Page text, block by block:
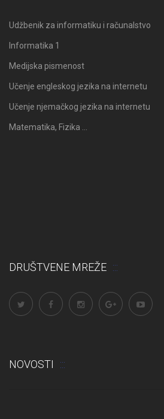
Udžbenik za informatiku i računalstvo
Informatika 1
Medijska pismenost
Učenje engleskog jezika na internetu
Učenje njemačkog jezika na internetu
Matematika, Fizika …
DRUŠTVENE MREŽE
NOVOSTI